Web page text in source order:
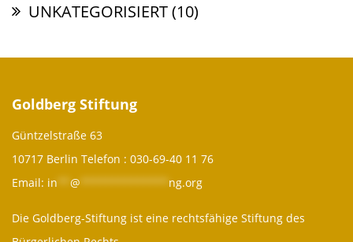
UNKATEGORISIERT(10)
Goldberg Stiftung
Güntzelstraße 63
10717 Berlin Telefon : 030-69-40 11 76
Email: in @ ************** ng.org
Die Goldberg-Stiftung ist eine rechtsfähige Stiftung des